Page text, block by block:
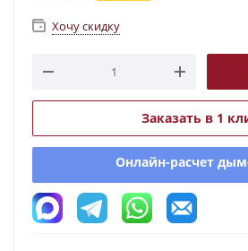
Хочу скидку
Заказать в 1
Онлайн-расчет